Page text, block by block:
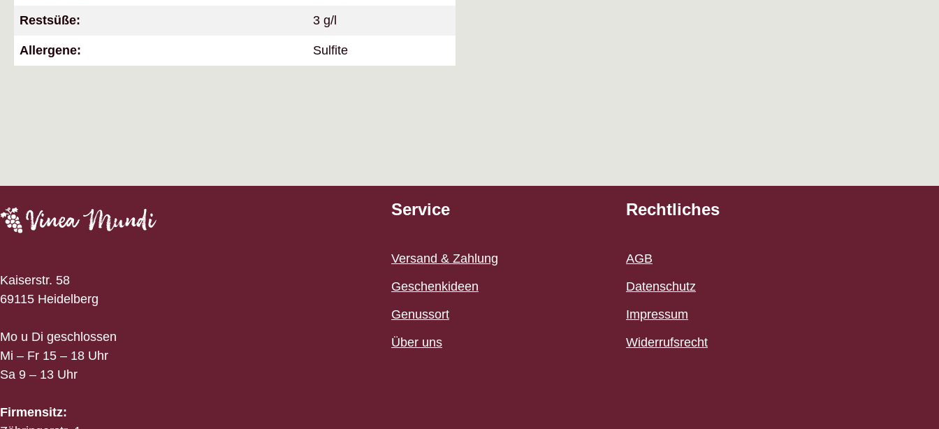
Restsüße: 3 g/l
Allergene: Sulfite
Kaiserstr. 58
69115 Heidelberg
Mo u Di geschlossen
Mi – Fr 15 – 18 Uhr
Sa 9 – 13 Uhr
Firmensitz:
Service
Versand & Zahlung
Geschenkideen
Genussort
Über uns
Rechtliches
AGB
Datenschutz
Impressum
Widerrufsrecht